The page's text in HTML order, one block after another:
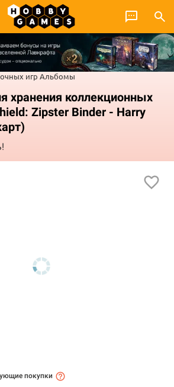
игр Альбомы
хранения коллекционных
Zipster Binder - Harry
покупки